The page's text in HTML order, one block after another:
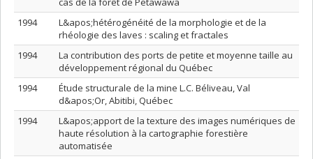
1994
L&apos;hétérogénéité de la morphologie et de la
rhéologie des laves : scaling et fractales
1994
La contribution des ports de petite et moyenne taille au
développement régional du Québec
1994
Étude structurale de la mine L.C. Béliveau, Val
d&apos;Or, Abitibi, Québec
1994
L&apos;apport de la texture des images numériques de
haute résolution à la cartographie forestière
automatisée